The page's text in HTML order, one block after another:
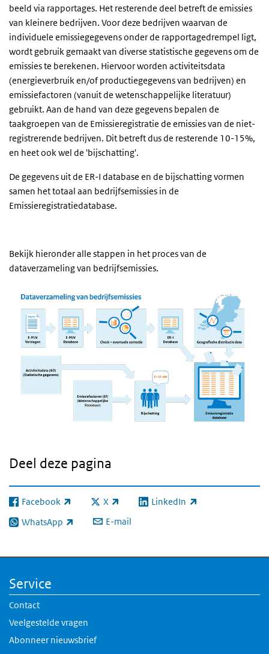
beeld via rapportages. Het resterende deel betreft de emissies
van kleinere bedrijven. Voor deze bedrijven waarvan de
individuele emissiegegevens onder de rapportagedrempel ligt,
wordt gebruik gemaakt van diverse statistische gegevens om de
emissies te berekenen. Hiervoor worden activiteitsdata
(energieverbruik en/of productiegegevens van bedrijven) en
emissiefactoren (vanuit de wetenschappelijke literatuur)
gebruikt. Aan de hand van deze gegevens bepalen de
taakgroepen van de Emissieregistratie de emissies van de niet-
registrerende bedrijven. Dit betreft dus de resterende 10-15%,
en heet ook wel de 'bijschatting'.
De gegevens uit de ER-I database en de bijschatting vormen
samen het totaal aan bedrijfsemissies in de
Emissieregistratiedatabase.
Bekijk hieronder alle stappen in het proces van de
dataverzameling van bedrijfsemissies.
Deel deze pagina
Facebook
(externe link) X
(externe link) LinkedIn
(externe link)
WhatsApp
(externe link) E-mail
Service
Contact
Veelgestelde vragen
Abonneer nieuwsbrief